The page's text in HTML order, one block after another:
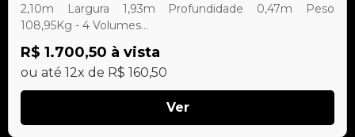
2,10m Largura 1,93m Profundidade 0,47m Peso
108,95Kg - 4 Volumes...
R$ 1.700,50 à vista
ou até 12x de R$ 160,50
Ver